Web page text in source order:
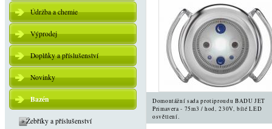
Údržba a chemie
Výprodej
Doplňky a příslušenství
Novinky
Bazén
Žebříky a příslušenství
Domontážní sada protiproudu BADU JET
Primavera - 75m3 / hod, 230V, bílé LED
osvětlení.